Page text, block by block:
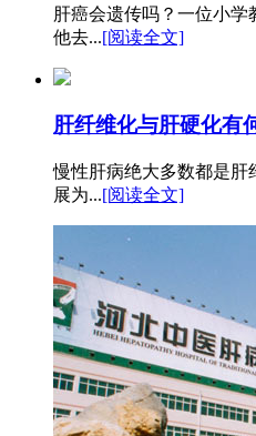
肝癌会遗传吗？一位小学
他去...[阅读全文]
肝纤维化与肝硬化有
慢性肝病绝大多数都是肝
展为...[阅读全文]